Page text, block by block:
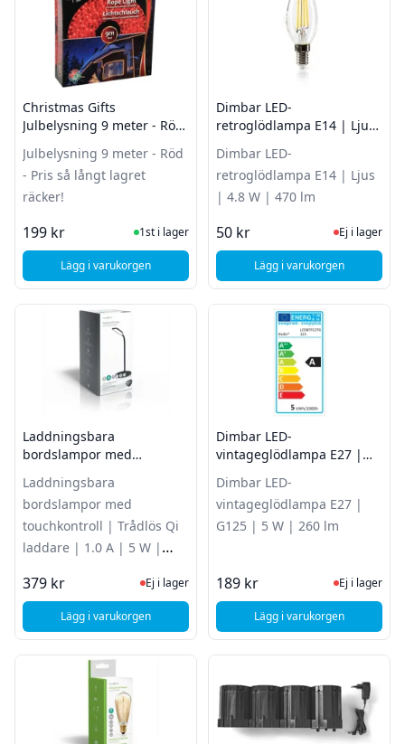
Christmas Gifts
Julbelysning 9 meter - Röd
räcker!
Julbelysning 9 meter - Röd
- Pris så långt lagret
räcker!
199 kr I Lager
1st i lager
Lägg i varukorgen, Christmas Gifts Julbelysning 9 meter - Röd - Pris så långt
Dimbar LED-
retroglödlampa E14 | Ljus
Dimbar LED-
retroglödlampa E14 | Ljus
| 4.8 W | 470 lm
50 kr Ej i lager,
Ej i lager
Lägg i varukorgen
, Dimbar LED-
Laddningsbara
bordslampor med
laddare | 1.0 A | 5 W |
Svart
Laddningsbara
bordslampor med
touchkontroll | Trådlös Qi
laddare | 1.0 A | 5 W |
379 kr Ej i lager, besök produktsidan för
Ej i lager
Lägg i varukorgen, Laddningsbara bordslampor med touchkontroll | Trådlös
Dimbar LED-
vintageglödlampa E27 |
Dimbar LED-
vintageglödlampa E27 |
G125 | 5 W | 260 lm
189 kr Ej i lager,
Ej i lager
Lägg i varukorgen
, Dimbar LED-